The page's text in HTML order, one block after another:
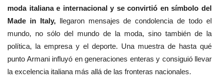
moda italiana e internacional y se convirtió en símbolo del
Made in Italy,llegaron mensajes de condolencia de todo el
mundo, no sólo del mundo de la moda, sino también de la
política, la empresa y el deporte. Una muestra de hasta qué
punto Armani influyó en generaciones enteras y consiguió llevar
la excelencia italiana más allá de las fronteras nacionales.